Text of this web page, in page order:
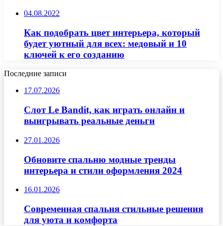
04.08.2022
Как подобрать цвет интерьера, который
будет уютный для всех: медовый и 10
ключей к его созданию
Последние записи
17.07.2026
Слот Le Bandit, как играть онлайн и
выигрывать реальные деньги
27.01.2026
Обновите спальню модные тренды
интерьера и стили оформления 2024
16.01.2026
Современная спальня стильные решения
для уюта и комфорта